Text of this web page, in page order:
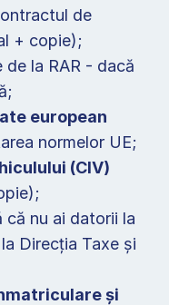
de
+ copie);
la RAR - dacă
european
normelor UE;
(CIV)
că nu ai datorii la
Direcția Taxe și
și